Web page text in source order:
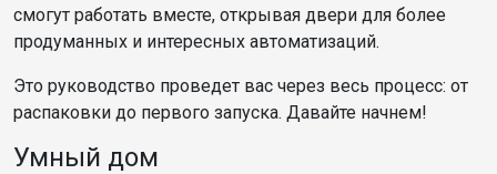
смогут работать вместе, открывая двери для более
продуманных и интересных автоматизаций.
Это руководство проведет вас через весь процесс: от
распаковки до первого запуска. Давайте начнем!
Умный дом